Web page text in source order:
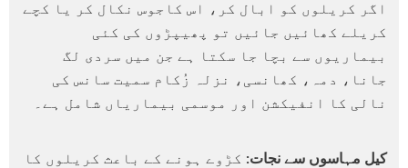
اگر کریلوں کو ابال کر، اس کاجوس نکال کر یا کچے
کریلے کھائیں جائیں تو پھیپڑوں کی کئی
بیماریوں سے بچا جا سکتا ہے جن میں سردی لگ
جانا، دمہ، کھانسی، نزلہ زُکام سمیت سانس کی
نالی کا انفیکشن اور موسمی بیماریاں شامل ہے۔
کیل مہاسوں سے نجات: کڑوے ہونے کے باعث کریلوں کا